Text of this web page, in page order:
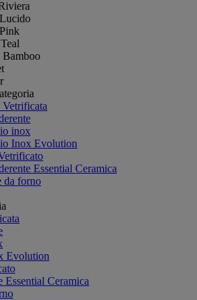
Bamboo
Vetrificata
inox
Inox Evolution
Essential Ceramica
da forno
Evolution
Essential Ceramica